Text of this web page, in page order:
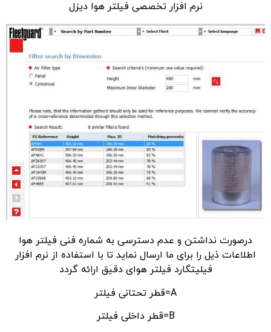
نرم افزار تخصصی فیلتر هوا دیزل
درصورت نداشتن و عدم دسترسی به شماره فنی فیلتر هوا
اطلاعات ذیل را برای ما ارسال نماید تا با استفاده از نرم افزار
فیلیتگارد فیلتر هوای دقیق ارائه گردد
A=قطر تحتانی فیلتر
B=قطر داخلی فیلتر